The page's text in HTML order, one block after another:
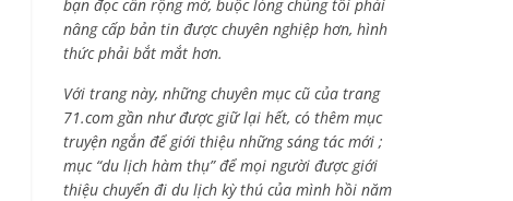
bạn đọc cần rộng mở, buộc lòng chúng tôi phải
nâng cấp bản tin được chuyên nghiệp hơn, hình
thức phải bắt mắt hơn.
Với trang này, những chuyên mục cũ của trang
71.com gần như được giữ lại hết, có thêm mục
truyện ngắn để giới thiệu những sáng tác mới ;
mục “du lịch hàm thụ” để mọi người được giới
thiệu chuyến đi du lịch kỳ thú của mình hồi năm